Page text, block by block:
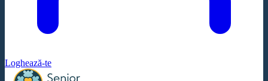
Loghează-te